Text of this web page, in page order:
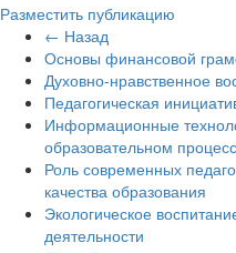
Разместить публикацию
← Назад
Основы финансовой
Духовно-нравственное
Педагогическая
Информационные
образовательном
Роль современных
качества образования
Экологическое
деятельности